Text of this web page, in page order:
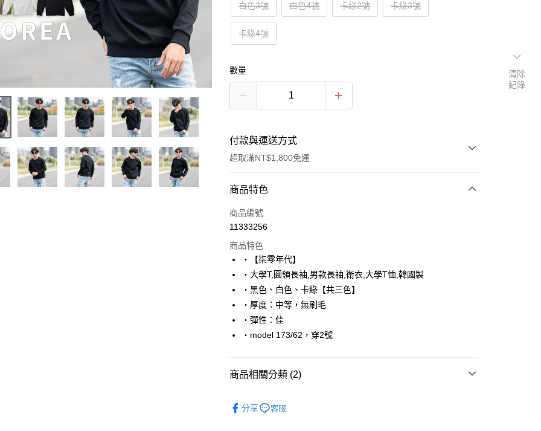
白色3號 白色4號 卡綠2號 卡綠3號
卡綠4號
數量
付款與運送方式
超取滿NT$1,800免運
付款方式
信用卡一次付款
LINE Pay
Apple Pay
街口支付
悠遊付
AFTEE先享後付
相關說明
AFTEE先享後付是「在收到商品之後才付款」的支付方式。 讓您購物簡單
便利好安心！
ATM付款
商品特色
商品編號
11333256
商品特色
‧【柒零年代】
‧大學T,圓領長袖,男款長袖,衛衣,大學T恤,韓國製
‧黑色、白色、卡綠【共三色】
‧厚度：中等，無刷毛
‧彈性：佳
‧model 173/62，穿2號
商品相關分類 (2)
分享 客服
清除
紀錄